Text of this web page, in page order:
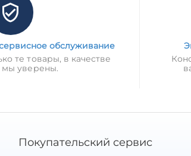
обслуживание
те товары, в качестве
мы уверены.
Покупательский сервис